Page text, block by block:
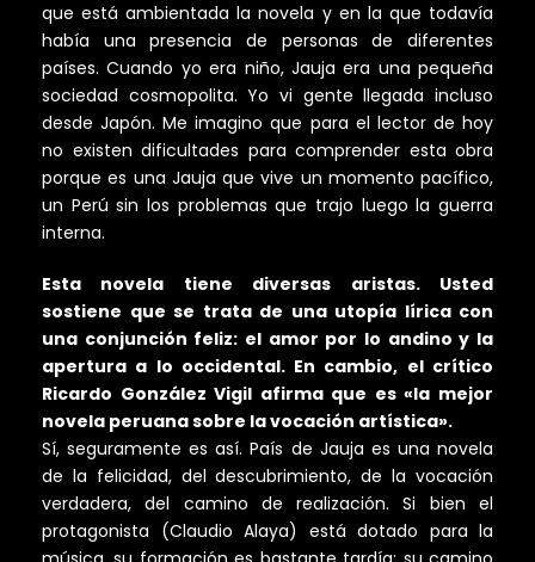
que está ambientada la novela y en la que todavía
había una presencia de personas de diferentes
países. Cuando yo era niño, Jauja era una pequeña
sociedad cosmopolita. Yo vi gente llegada incluso
desde Japón. Me imagino que para el lector de hoy
no existen dificultades para comprender esta obra
porque es una Jauja que vive un momento pacífico,
un Perú sin los problemas que trajo luego la guerra
interna.
Esta novela tiene diversas aristas. Usted
sostiene que se trata de una utopía lírica con
una conjunción feliz: el amor por lo andino y la
apertura a lo occidental. En cambio, el crítico
Ricardo González Vigil afirma que es «la mejor
novela peruana sobre la vocación artística».
Sí, seguramente es así. País de Jauja es una novela
de la felicidad, del descubrimiento, de la vocación
verdadera, del camino de realización. Si bien el
protagonista (Claudio Alaya) está dotado para la